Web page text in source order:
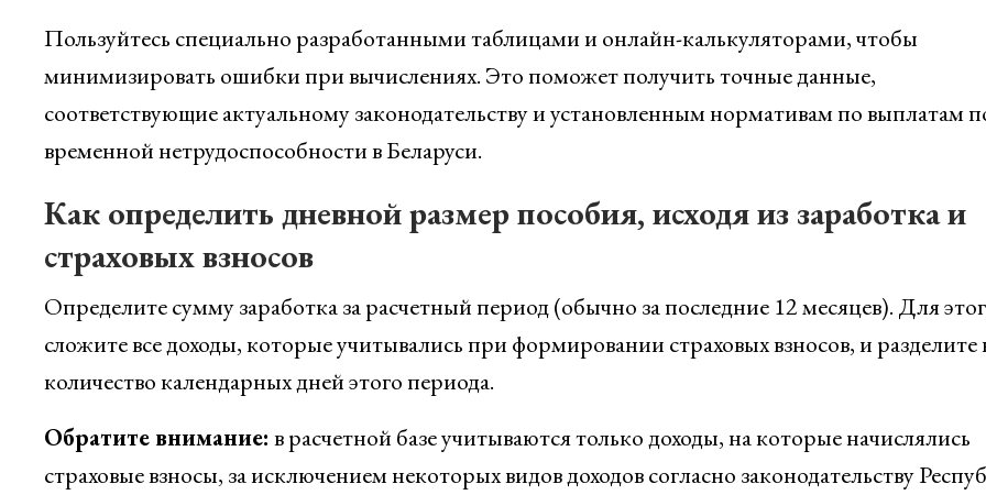
Пользуйтесь специально разработанными таблицами и онлайн-калькуляторами, чтобы
минимизировать ошибки при вычислениях. Это поможет получить точные данные,
соответствующие актуальному законодательству и установленным нормативам по выплатам
временной нетрудоспособности в Беларуси.
Как определить дневной размер пособия, исходя из заработка и
страховых взносов
Определите сумму заработка за расчетный период (обычно за последние 12 месяцев). Для
сложите все доходы, которые учитывались при формировании страховых взносов, и разделите
количество календарных дней этого периода.
Обратите внимание: в расчетной базе учитываются только доходы, на которые начислялись
страховые взносы, за исключением некоторых видов доходов согласно законодательству